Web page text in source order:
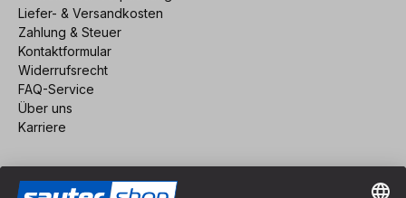
Liefer- & Versandkosten
Zahlung & Steuer
Kontaktformular
Widerrufsrecht
FAQ-Service
Über uns
Karriere